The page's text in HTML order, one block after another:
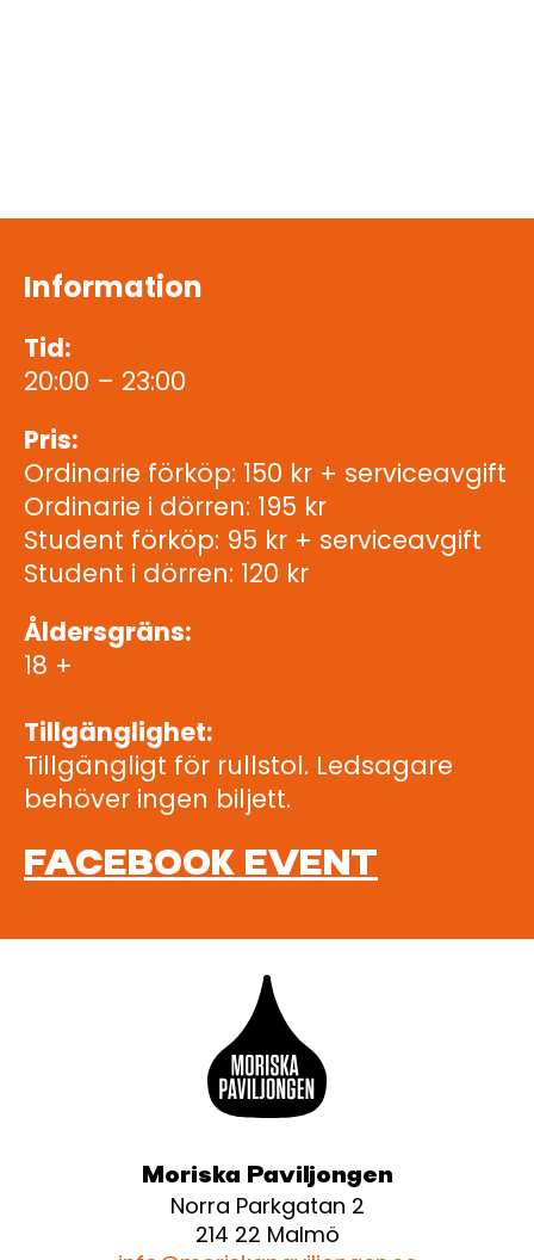
Information
Tid:
20:00 – 23:00
Pris:
Ordinarie förköp: 150 kr + serviceavgift
Ordinarie i dörren: 195 kr
Student förköp: 95 kr + serviceavgift
Student i dörren: 120 kr
Åldersgräns:
18 +
Tillgänglighet:
Tillgängligt för rullstol. Ledsagare
behöver ingen biljett.
FACEBOOK EVENT
Moriska Paviljongen
Norra Parkgatan 2
214 22 Malmö